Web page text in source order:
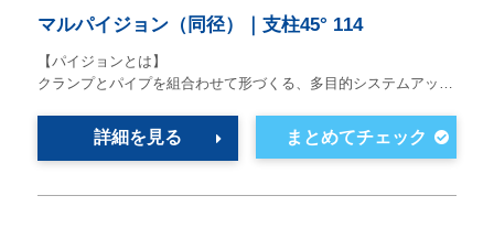
マルパイジョン（同径）｜支柱45° 114
【パイジョンとは】
クランプとパイプを組合わせて形づくる、多目的システムアッ…
詳細を見る